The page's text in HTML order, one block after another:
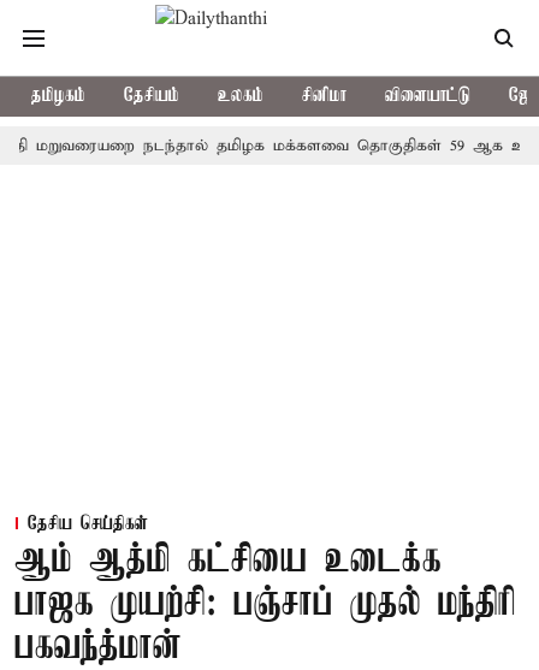
தமிழகம் தேசியம் உலகம் சினிமா விளையாட்டு
நடந்தால் தமிழக மக்களவை தொகுதிகள் 59 ஆக உயரும்:
தேசிய செய்திகள்
ஆம் ஆத்மி கட்சியை உடைக்க
பாஜக முயற்சி: பஞ்சாப் முதல் மந்திரி
பகவந்த்மான்